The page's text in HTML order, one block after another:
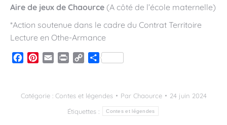
Aire de jeux de Chaource (A côté de l’école maternelle)
*Action soutenue dans le cadre du Contrat Territoire
Lecture en Othe-Armance
Facebook
Pinterest
Email Print
CopyPartager
Catégorie : Contes et légendes Par Chaource
24 juin 2024
Étiquettes :
Contes et légendes